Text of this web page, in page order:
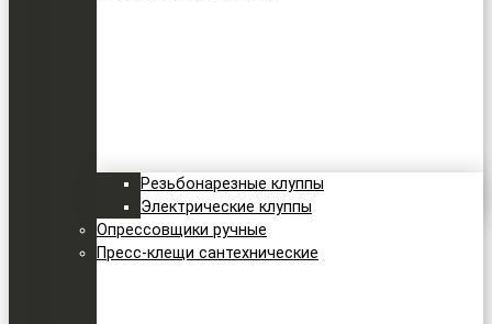
Резьбонарезные клуппы
Электрические клуппы
Опрессовщики ручные
Пресс-клещи сантехнические